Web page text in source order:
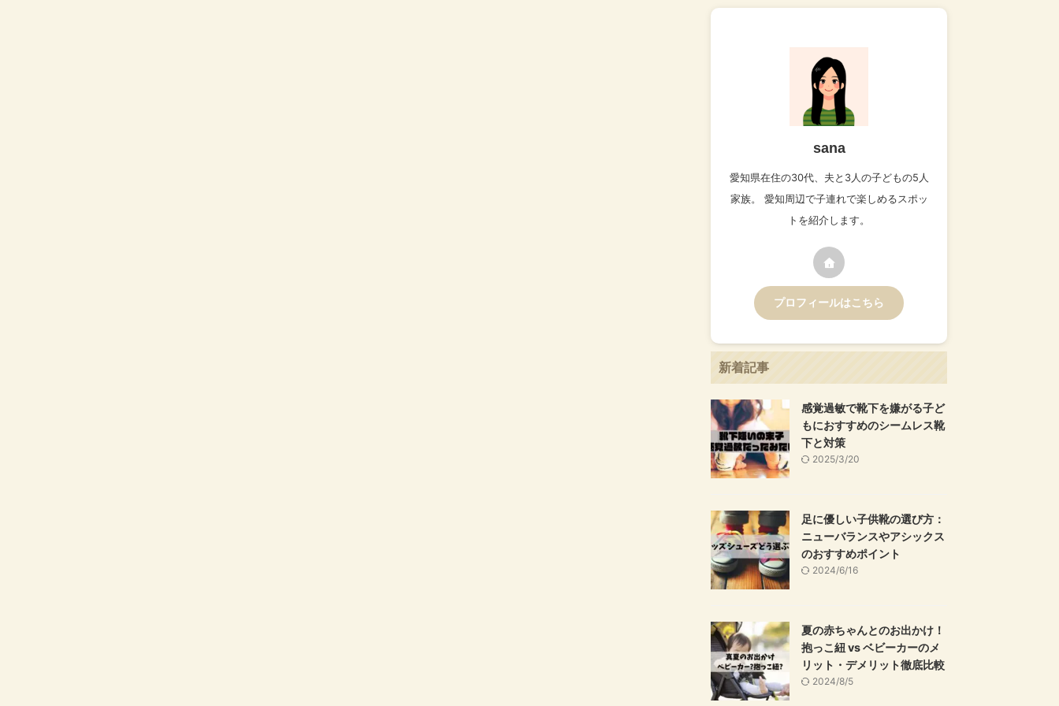
sana
愛知県在住の30代、夫と3人の子どもの5人
家族。 愛知周辺で子連れで楽しめるスポッ
トを紹介します。
プロフィールはこちら
新着記事
感覚過敏で靴下を嫌がる子ど
もにおすすめのシームレス靴
下と対策
2025/3/20
足に優しい子供靴の選び方：
ニューバランスやアシックス
のおすすめポイント
2024/6/16
夏の赤ちゃんとのお出かけ！
抱っこ紐 vs ベビーカーのメ
リット・デメリット徹底比較
2024/8/5